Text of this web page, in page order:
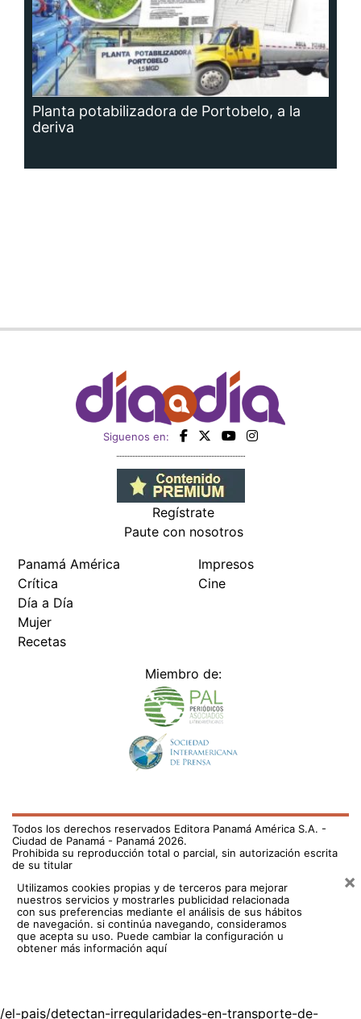
Planta potabilizadora de Portobelo, a la
deriva
Siguenos en:
Regístrate
Paute con nosotros
Panamá América
Crítica
Día a Día
Mujer
Recetas
Impresos
Cine
Miembro de:
Todos los derechos reservados Editora Panamá América S.A. -
Ciudad de Panamá - Panamá 2026.
Prohibida su reproducción total o parcial, sin autorización escrita
de su titular
Utilizamos cookies propias y de terceros para mejorar
nuestros servicios y mostrarles publicidad relacionada
con sus preferencias mediante el análisis de sus hábitos
de navegación. si continúa navegando, consideramos
que acepta su uso. Puede cambiar la configuración u
obtener más información aquí
×
/el-pais/detectan-irregularidades-en-transporte-de-